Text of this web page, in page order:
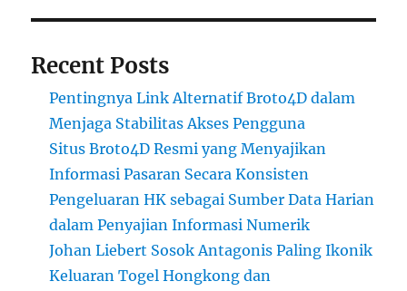
Recent Posts
Pentingnya Link Alternatif Broto4D dalam
Menjaga Stabilitas Akses Pengguna
Situs Broto4D Resmi yang Menyajikan
Informasi Pasaran Secara Konsisten
Pengeluaran HK sebagai Sumber Data Harian
dalam Penyajian Informasi Numerik
Johan Liebert Sosok Antagonis Paling Ikonik
Keluaran Togel Hongkong dan